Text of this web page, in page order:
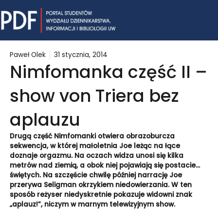
to
content
Paweł Olek 31 stycznia, 2014
Nimfomanka część II –
show von Triera bez
aplauzu
Drugą część Nimfomanki otwiera obrazoburcza
sekwencja, w której małoletnia Joe leżąc na łące
doznaje orgazmu. Na oczach widza unosi się kilka
metrów nad ziemią, a obok niej pojawiają się postacie…
świętych. Na szczęście chwilę później narrację Joe
przerywa Seligman okrzykiem niedowierzania. W ten
sposób reżyser niedyskretnie pokazuje widowni znak
„aplauz!”, niczym w marnym telewizyjnym show.